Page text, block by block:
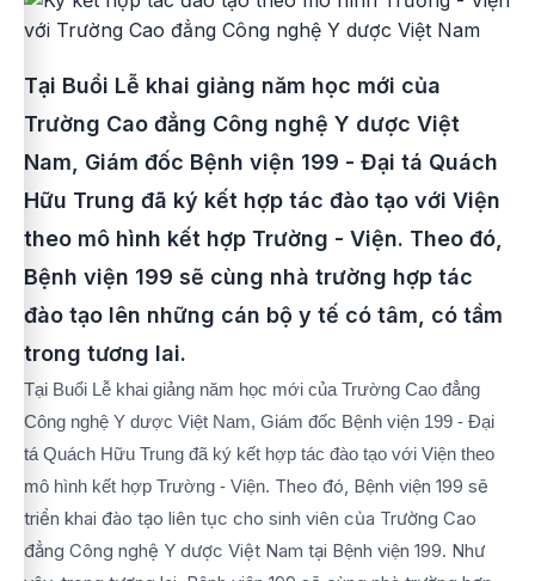
Tại Buổi Lễ khai giảng năm học mới của
Trường Cao đẳng Công nghệ Y dược Việt
Nam, Giám đốc Bệnh viện 199 - Đại tá Quách
Hữu Trung đã ký kết hợp tác đào tạo với Viện
theo mô hình kết hợp Trường - Viện. Theo đó,
Bệnh viện 199 sẽ cùng nhà trường hợp tác
đào tạo lên những cán bộ y tế có tâm, có tầm
trong tương lai.
Tại Buổi Lễ khai giảng năm học mới của Trường Cao đẳng
Công nghệ Y dược Việt Nam, Giám đốc Bệnh viện 199 - Đại
tá Quách Hữu Trung đã ký kết hợp tác đào tạo với Viện theo
mô hình kết hợp Trường - Viện. Theo đó, Bệnh viện 199 sẽ
triển khai đào tạo liên tục cho sinh viên của Trường Cao
đẳng Công nghệ Y dược Việt Nam tại Bệnh viện 199. Như